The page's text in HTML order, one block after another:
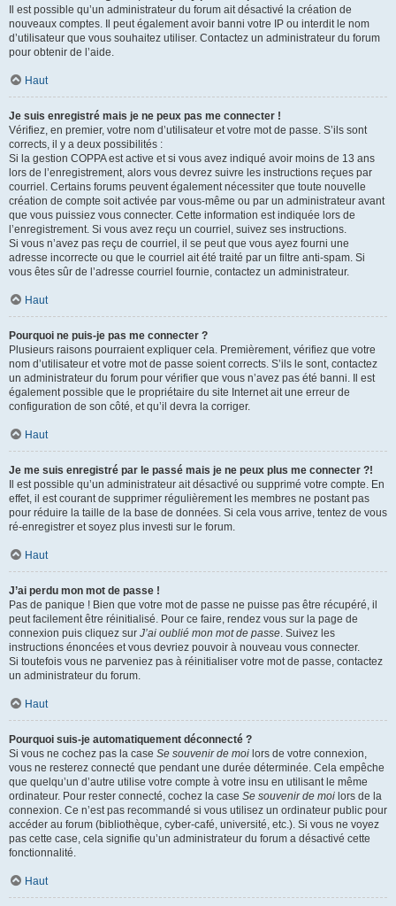
Il est possible qu’un administrateur du forum ait désactivé la création de
nouveaux comptes. Il peut également avoir banni votre IP ou interdit le nom
d’utilisateur que vous souhaitez utiliser. Contactez un administrateur du forum
pour obtenir de l’aide.
Haut
Je suis enregistré mais je ne peux pas me connecter !
Vérifiez, en premier, votre nom d’utilisateur et votre mot de passe. S’ils sont
corrects, il y a deux possibilités :
Si la gestion COPPA est active et si vous avez indiqué avoir moins de 13 ans
lors de l’enregistrement, alors vous devrez suivre les instructions reçues par
courriel. Certains forums peuvent également nécessiter que toute nouvelle
création de compte soit activée par vous-même ou par un administrateur avant
que vous puissiez vous connecter. Cette information est indiquée lors de
l’enregistrement. Si vous avez reçu un courriel, suivez ses instructions.
Si vous n’avez pas reçu de courriel, il se peut que vous ayez fourni une
adresse incorrecte ou que le courriel ait été traité par un filtre anti-spam. Si
vous êtes sûr de l’adresse courriel fournie, contactez un administrateur.
Haut
Pourquoi ne puis-je pas me connecter ?
Plusieurs raisons pourraient expliquer cela. Premièrement, vérifiez que votre
nom d’utilisateur et votre mot de passe soient corrects. S’ils le sont, contactez
un administrateur du forum pour vérifier que vous n’avez pas été banni. Il est
également possible que le propriétaire du site Internet ait une erreur de
configuration de son côté, et qu’il devra la corriger.
Haut
Je me suis enregistré par le passé mais je ne peux plus me connecter ?!
Il est possible qu’un administrateur ait désactivé ou supprimé votre compte. En
effet, il est courant de supprimer régulièrement les membres ne postant pas
pour réduire la taille de la base de données. Si cela vous arrive, tentez de vous
ré-enregistrer et soyez plus investi sur le forum.
Haut
J’ai perdu mon mot de passe !
Pas de panique ! Bien que votre mot de passe ne puisse pas être récupéré, il
peut facilement être réinitialisé. Pour ce faire, rendez vous sur la page de
connexion puis cliquez sur J’ai oublié mon mot de passe. Suivez les
instructions énoncées et vous devriez pouvoir à nouveau vous connecter.
Si toutefois vous ne parveniez pas à réinitialiser votre mot de passe, contactez
un administrateur du forum.
Haut
Pourquoi suis-je automatiquement déconnecté ?
Si vous ne cochez pas la case Se souvenir de moi lors de votre connexion,
vous ne resterez connecté que pendant une durée déterminée. Cela empêche
que quelqu’un d’autre utilise votre compte à votre insu en utilisant le même
ordinateur. Pour rester connecté, cochez la case Se souvenir de moi lors de la
connexion. Ce n’est pas recommandé si vous utilisez un ordinateur public pour
accéder au forum (bibliothèque, cyber-café, université, etc.). Si vous ne voyez
pas cette case, cela signifie qu’un administrateur du forum a désactivé cette
fonctionnalité.
Haut